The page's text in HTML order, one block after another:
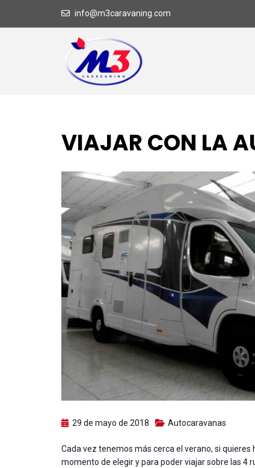
info@m3caravaning.com
VIAJAR CON LA
29 de mayo de 2018 Autocaravanas
Cada vez tenemos más cerca el verano, si quieres
momento de elegir y para poder viajar sobre las 4